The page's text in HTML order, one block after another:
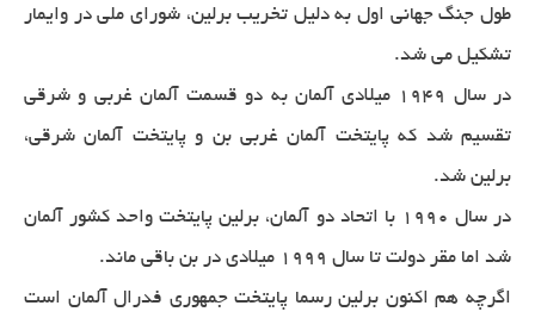
طول جنگ جهانی اول به دلیل تخریب برلین، شورای ملی در وایمار
تشکیل می شد.
در سال 1949 میلادی آلمان به دو قسمت آلمان غربی و شرقی
تقسیم شد که پایتخت آلمان غربی بن و پایتخت آلمان شرقی،
برلین شد.
در سال 1990 با اتحاد دو آلمان، برلین پایتخت واحد کشور آلمان
شد اما مقر دولت تا سال 1999 میلادی در بن باقی ماند.
اگرچه هم اکنون برلین رسما پایتخت جمهوری فدرال آلمان است